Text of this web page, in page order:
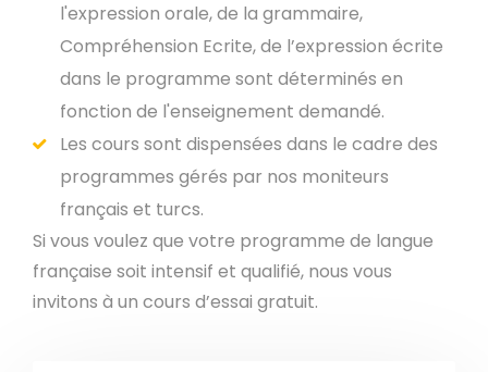
l'expression orale, de la grammaire,
Compréhension Ecrite, de l’expression écrite
dans le programme sont déterminés en
fonction de l'enseignement demandé.
Les cours sont dispensées dans le cadre des
programmes gérés par nos moniteurs
français et turcs.
Si vous voulez que votre programme de langue
française soit intensif et qualifié, nous vous
invitons à un cours d’essai gratuit.